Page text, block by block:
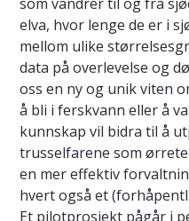
elva, hvor lenge de er i
mellom ulike
data på overlevelse og
oss en ny og unik viten
å bli i ferskvann eller å
kunnskap vil bidra til å
trusselfarene som
en mer effektiv
hvert også et
Et pilotprosjekt pågår i